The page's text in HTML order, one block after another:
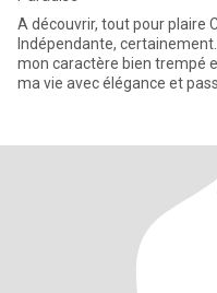
A découvrir, tout pour plaire
Indépendante,
mon caractère bien trempé
ma vie avec élégance et